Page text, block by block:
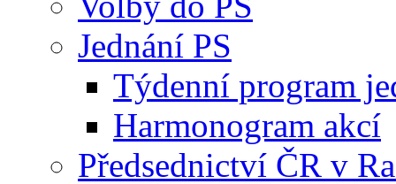
Jednání PS
Týdenní program
Harmonogram akcí
Předsednictví ČR v